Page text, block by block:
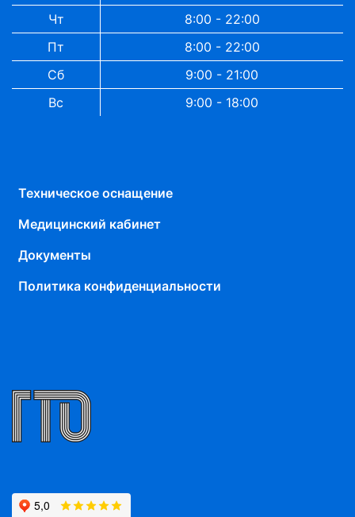
Чт
8:00 - 22:00
Пт
8:00 - 22:00
Сб
9:00 - 21:00
Вс
9:00 - 18:00
Техническое оснащение
Медицинский кабинет
Документы
Политика конфиденциальности